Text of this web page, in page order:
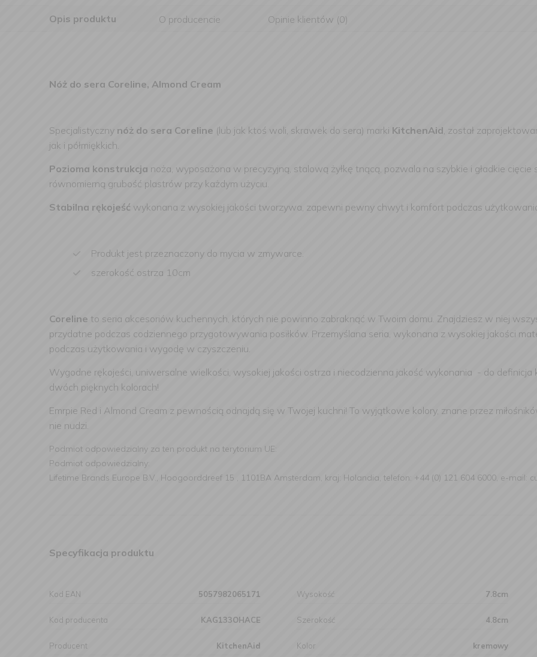
Opis produktu O producencie Opinie klientów (0)
Nóż do sera Coreline, Almond Cream
Specjalistyczny nóż do sera Coreline (lub jak ktoś woli, skrawek do sera) marki KitchenAid, został
jak i półmiękkich.
Pozioma konstrukcja noża, wyposażona w precyzyjną, stalową żyłkę tnącą, pozwala na szybkie i gładkie
równomierną grubość plastrów przy każdym użyciu.
Stabilna rękojeść wykonana z wysokiej jakości tworzywa, zapewni pewny chwyt i komfort podczas
Produkt jest przeznaczony do mycia w zmywarce.
szerokość ostrza 10cm
Coreline to seria akcesoriów kuchennych, których nie powinno zabraknąć w Twoim domu. Znajdziesz w niej
przydatne podczas codziennego przygotowywania posiłków. Przemyślana seria, wykonana z wysokiej jakości
podczas użytkowania i wygodę w czyszczeniu.
Wygodne rękojeści, uniwersalne wielkości, wysokiej jakości ostrza i niecodzienna jakość wykonania - do definicja
dwóch pięknych kolorach!
Emrpie Red i Almond Cream z pewnością odnajdą się w Twojej kuchni! To wyjątkowe kolory, znane przez
nie nudzi.
Podmiot odpowiedzialny za ten produkt na terytorium UE:
Podmiot odpowiedzialny:
Lifetime Brands Europe B.V., Hoogoorddreef 15 , 1101BA Amsterdam, kraj: Holandia, telefon: +44 (0) 121 604 6000, e-mail:
Specyfikacja produktu
Kod EAN 5057982065171
Kod producenta KAG133OHACE
Producent KitchenAid
Wysokość 7.8cm
Szerokość 4.8cm
Kolor kremowy